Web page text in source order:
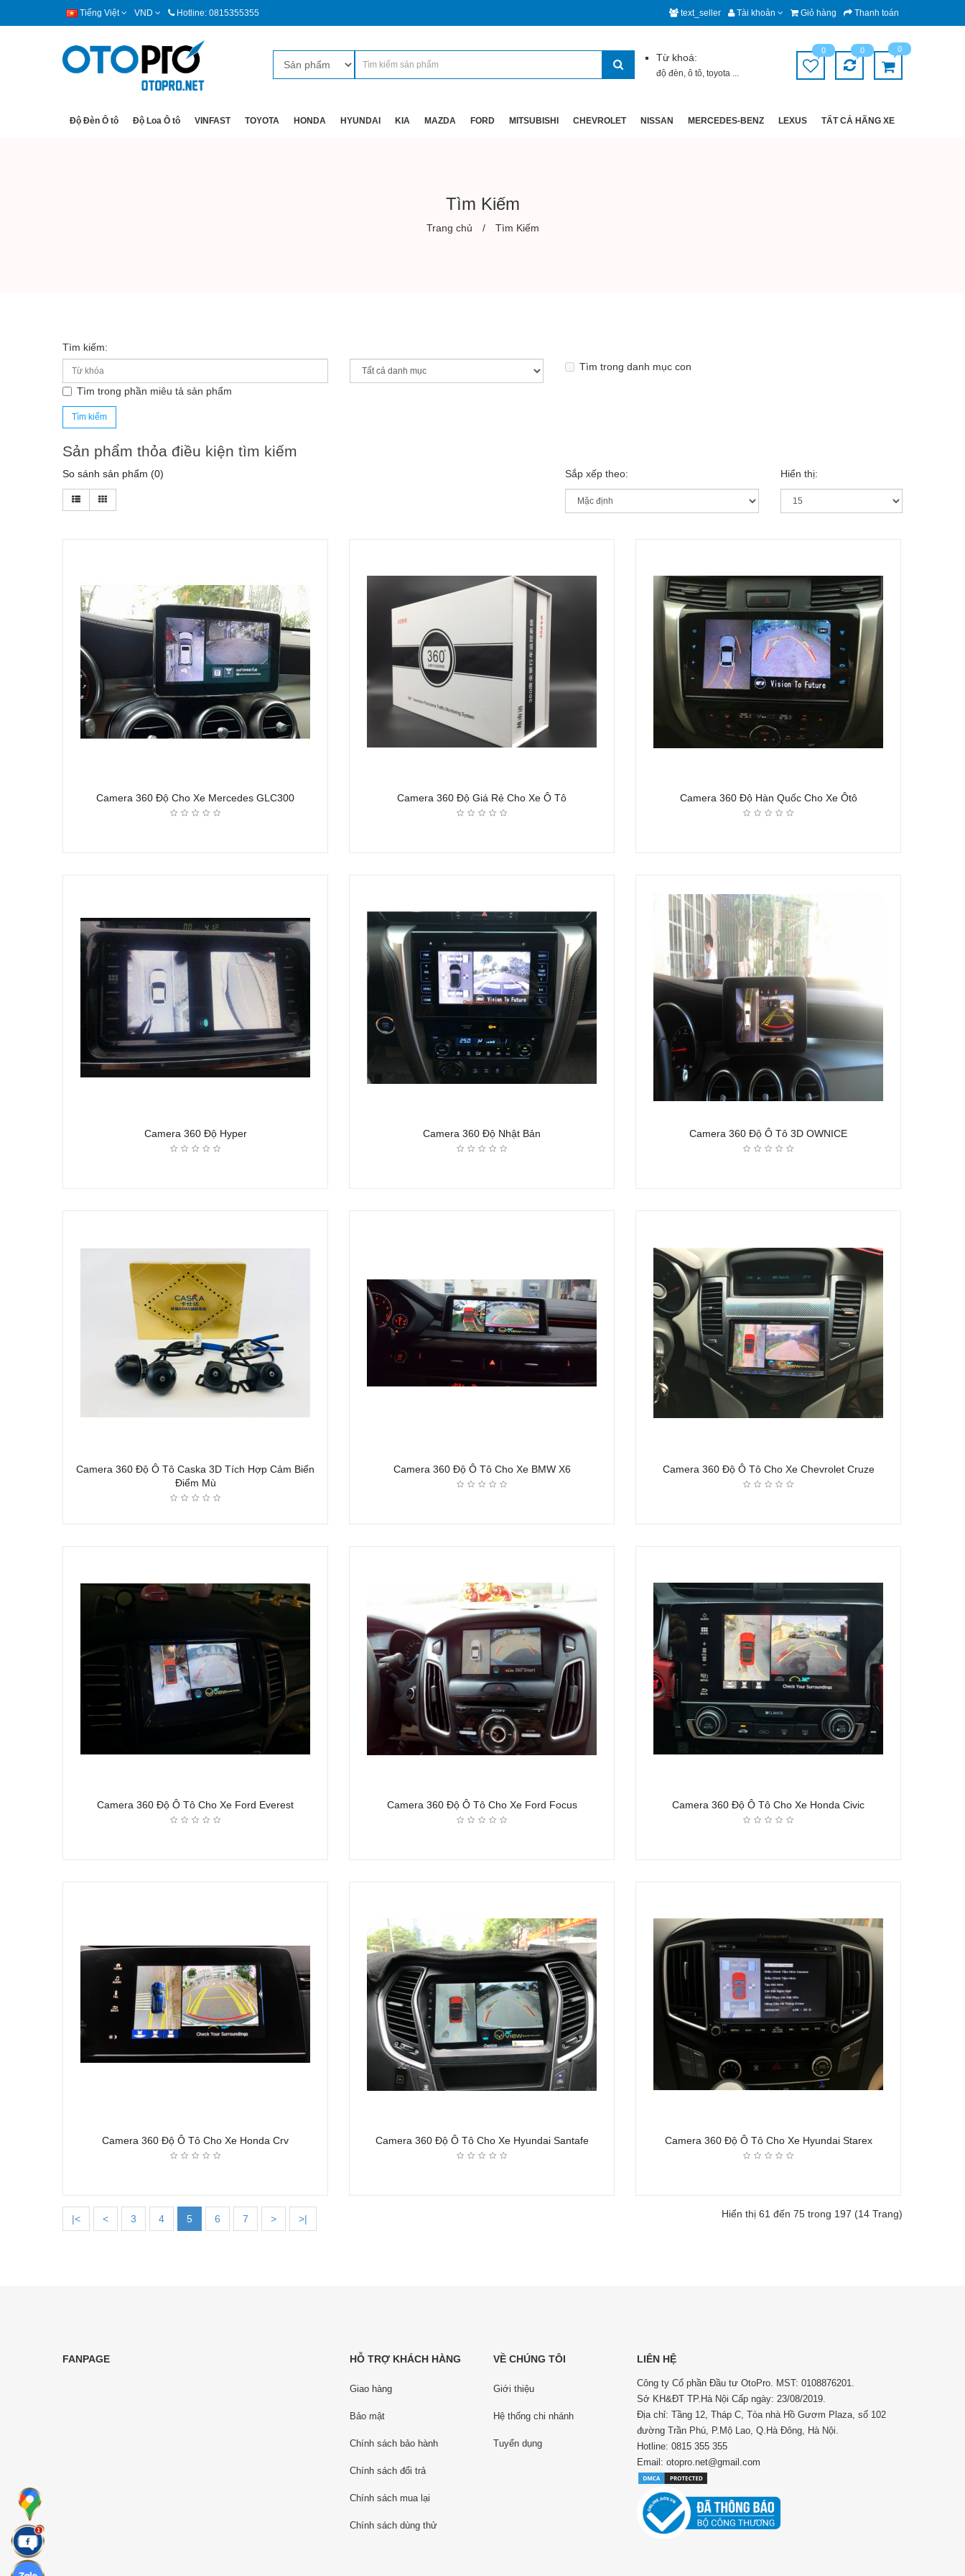
Tiếng Việt VND Hotline: 0815355355 text_seller Tài khoản Giỏ hàng Thanh toán
Từ khoá:
độ đèn, ô tô, toyota ...
0 0 0
Độ Đèn Ô tô Độ Loa Ô tô VINFAST TOYOTA HONDA HYUNDAI KIA MAZDA FORD MITSUBISHI CHEVROLET NISSAN MERCEDES-BENZ LEXUS TẤT CẢ HÃNG XE
Tìm Kiếm
Trang chủ Tìm Kiếm
Tìm kiếm:
Tìm trong danh mục con
Tìm trong phần miêu tả sản phẩm
Sản phẩm thỏa điều kiện tìm kiếm
So sánh sản phẩm (0) Sắp xếp theo: Hiển thị:
Camera 360 Độ Cho Xe Mercedes GLC300 Camera 360 Độ Giá Rẻ Cho Xe Ô Tô Camera 360 Độ Hàn Quốc Cho Xe Ôtô
Camera 360 Độ Hyper Camera 360 Độ Nhật Bản Camera 360 Độ Ô Tô 3D OWNICE
Camera 360 Độ Ô Tô Caska 3D Tích Hợp Cảm Biến
Điểm Mù
Camera 360 Độ Ô Tô Cho Xe BMW X6 Camera 360 Độ Ô Tô Cho Xe Chevrolet Cruze
Camera 360 Độ Ô Tô Cho Xe Ford Everest Camera 360 Độ Ô Tô Cho Xe Ford Focus Camera 360 Độ Ô Tô Cho Xe Honda Civic
Camera 360 Độ Ô Tô Cho Xe Honda Crv Camera 360 Độ Ô Tô Cho Xe Hyundai Santafe Camera 360 Độ Ô Tô Cho Xe Hyundai Starex
|< < 3 4 5 6 7 > >| Hiển thị 61 đến 75 trong 197 (14 Trang)
FANPAGE HỖ TRỢ KHÁCH HÀNG
Giao hàng
Bảo mật
Chính sách bảo hành
Chính sách đổi trả
Chính sách mua lại
Chính sách dùng thử
VỀ CHÚNG TÔI
Giới thiệu
Hệ thống chi nhánh
Tuyển dụng
LIÊN HỆ
Công ty Cổ phần Đầu tư OtoPro. MST: 0108876201.
Sở KH&ĐT TP.Hà Nội Cấp ngày: 23/08/2019.
Địa chỉ: Tầng 12, Tháp C, Tòa nhà Hồ Gươm Plaza, số 102
đường Trần Phú, P.Mộ Lao, Q.Hà Đông, Hà Nội.
Hotline: 0815 355 355
Email: otopro.net@gmail.com